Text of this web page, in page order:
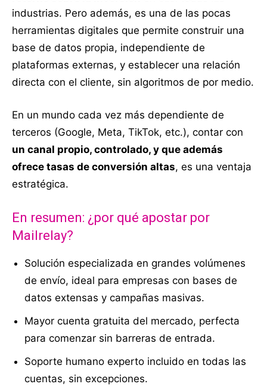
industrias. Pero además, es una de las pocas
herramientas digitales que permite construir una
base de datos propia, independiente de
plataformas externas, y establecer una relación
directa con el cliente, sin algoritmos de por medio.
En un mundo cada vez más dependiente de
terceros (Google, Meta, TikTok, etc.), contar con
un canal propio, controlado, y que además
ofrece tasas de conversión altas, es una ventaja
estratégica.
En resumen: ¿por qué apostar por
Mailrelay?
Solución especializada en grandes volúmenes
de envío, ideal para empresas con bases de
datos extensas y campañas masivas.
Mayor cuenta gratuita del mercado, perfecta
para comenzar sin barreras de entrada.
Soporte humano experto incluido en todas las
cuentas, sin excepciones.